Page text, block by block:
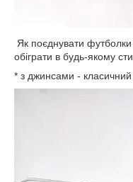
Як поєднувати
обіграти в будь-якому
* з джинсами - класичний